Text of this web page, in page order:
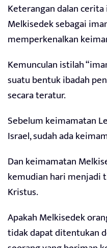
Keterangan dalan
Melkisedek sebagai
memperkenalkan
Kemunculan istilah
suatu bentuk ibadah
secara teratur.
Sebelum keimamatan
Israel, sudah ada
Dan keimamatan
kemudian hari menjadi
Kristus.
Apakah Melkisedek
tidak dapat ditentukan